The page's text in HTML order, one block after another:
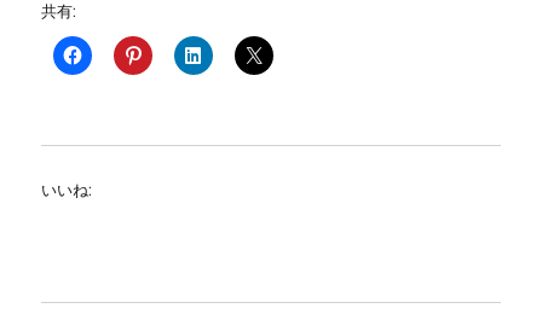
共有:
いいね: